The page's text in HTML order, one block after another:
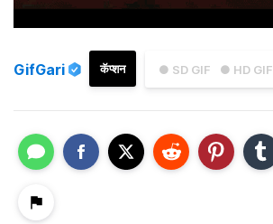
● SD GIF ● HD GIF
कॅप्शन
GifGari